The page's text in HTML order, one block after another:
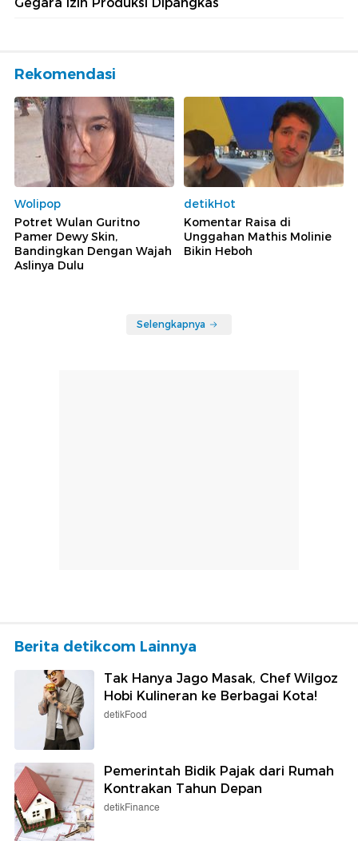
Rekomendasi
Wolipop
Potret Wulan Guritno
Pamer Dewy Skin,
Bandingkan Dengan Wajah
Aslinya Dulu
detikHot
Komentar Raisa di
Unggahan Mathis Molinie
Bikin Heboh
Selengkapnya
Berita detikcom Lainnya
Tak Hanya Jago Masak, Chef Wilgoz
Hobi Kulineran ke Berbagai Kota!
detikFood
Pemerintah Bidik Pajak dari Rumah
Kontrakan Tahun Depan
detikFinance